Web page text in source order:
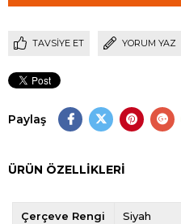
TAVSIYE ET YORUM YAZ
Paylaş
ÜRÜN ÖZELLIKLERI
Çerçeve Rengi Siyah